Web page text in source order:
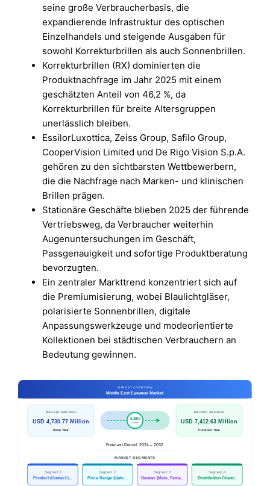
seine große Verbraucherbasis, die
expandierende Infrastruktur des optischen
Einzelhandels und steigende Ausgaben für
sowohl Korrekturbrillen als auch Sonnenbrillen.
Korrekturbrillen (RX) dominierten die
Produktnachfrage im Jahr 2025 mit einem
geschätzten Anteil von 46,2 %, da
Korrekturbrillen für breite Altersgruppen
unerlässlich bleiben.
EssilorLuxottica, Zeiss Group, Safilo Group,
CooperVision Limited und De Rigo Vision S.p.A.
gehören zu den sichtbarsten Wettbewerbern,
die die Nachfrage nach Marken- und klinischen
Brillen prägen.
Stationäre Geschäfte blieben 2025 der führende
Vertriebsweg, da Verbraucher weiterhin
Augenuntersuchungen im Geschäft,
Passgenauigkeit und sofortige Produktberatung
bevorzugten.
Ein zentraler Markttrend konzentriert sich auf
die Premiumisierung, wobei Blaulichtgläser,
polarisierte Sonnenbrillen, digitale
Anpassungswerkzeuge und modeorientierte
Kollektionen bei städtischen Verbrauchern an
Bedeutung gewinnen.